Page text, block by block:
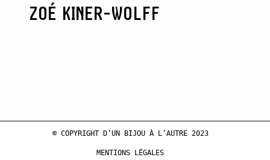
ZOÉ KINER-WOLFF
© COPYRIGHT D’UN BIJOU À L’AUTRE 2023
MENTIONS LÉGALES